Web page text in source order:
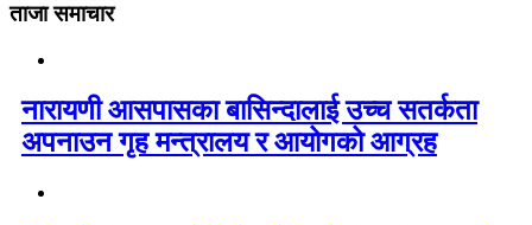
ताजा समाचार
नारायणी आसपासका बासिन्दालाई उच्च सतर्कता
अपनाउन गृह मन्त्रालय र आयोगको आग्रह